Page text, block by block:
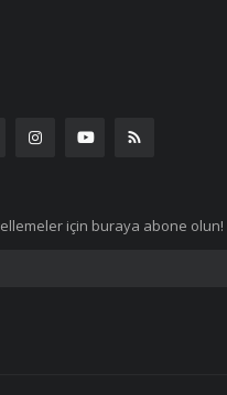
için buraya abone olun!